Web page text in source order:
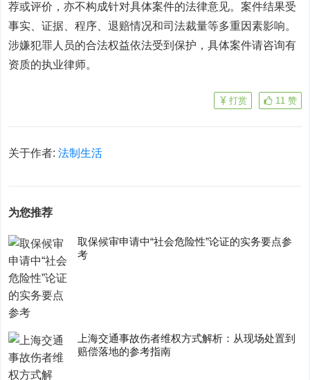
荐或评价，亦不构成针对具体案件的法律意见。案件结果受
事实、证据、程序、退赔情况和司法裁量等多重因素影响。
涉嫌犯罪人员的合法权益依法受到保护，具体案件请咨询有
资质的执业律师。
11 赞
打赏
关于作者:法制生活
为您推荐
取保候审申请中“社会危险性”论证的实务要点参
考
上海交通事故伤者维权方式解析：从现场处置到
赔偿落地的参考指南